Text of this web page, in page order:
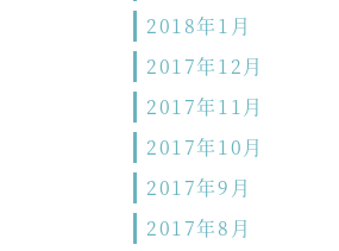
2018年1月
2017年12月
2017年11月
2017年10月
2017年9月
2017年8月